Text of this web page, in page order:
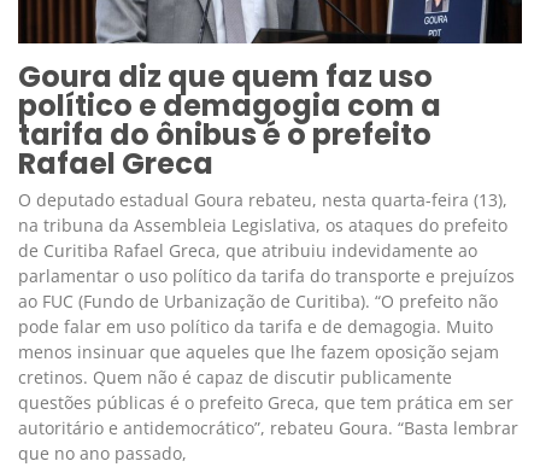
Goura diz que quem faz uso
político e demagogia com a
tarifa do ônibus é o prefeito
Rafael Greca
O deputado estadual Goura rebateu, nesta quarta-feira (13),
na tribuna da Assembleia Legislativa, os ataques do prefeito
de Curitiba Rafael Greca, que atribuiu indevidamente ao
parlamentar o uso político da tarifa do transporte e prejuízos
ao FUC (Fundo de Urbanização de Curitiba). “O prefeito não
pode falar em uso político da tarifa e de demagogia. Muito
menos insinuar que aqueles que lhe fazem oposição sejam
cretinos. Quem não é capaz de discutir publicamente
questões públicas é o prefeito Greca, que tem prática em ser
autoritário e antidemocrático”, rebateu Goura. “Basta lembrar
que no ano passado,